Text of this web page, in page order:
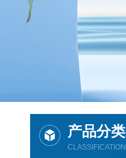
产品分类
CLASSIFICATION